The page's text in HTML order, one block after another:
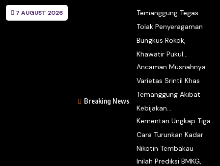
7 AUGUST 2026
Breaking News
Temanggung Tegas
Tolak Penyeragaman
Bungkus Rokok,
Khawatir Pukul...
Ancaman Musnahnya
Varietas Srintil Khas
Temanggung Akibat
Kebijakan...
Kementan Ungkap Tiga
Cara Turunkan Kadar
Nikotin Tembakau
Inilah Prediksi BMKG,